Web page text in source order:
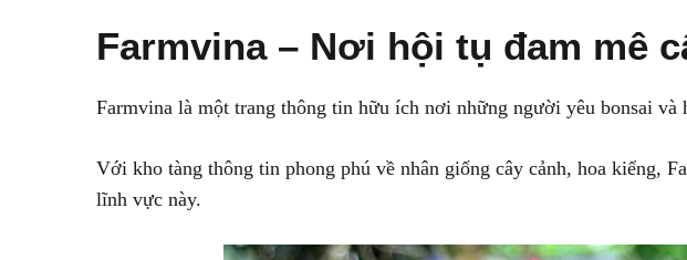
Farmvina – Nơi hội tụ đam mê
Farmvina là một trang thông tin hữu ích nơi những người yêu bonsai và
Với kho tàng thông tin phong phú về nhân giống cây cảnh, hoa kiểng,
lĩnh vực này.